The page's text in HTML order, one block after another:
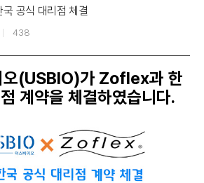
공식 대리점 체결
438
오(USBIO)가 Zoflex과 한
계약을 체결하였습니다.